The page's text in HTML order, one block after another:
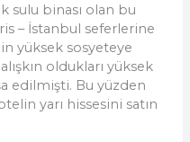
sulu binası olan bu
– İstanbul seferlerine
yüksek sosyeteye
oldukları yüksek
edilmişti. Bu yüzden
yarı hissesini satın